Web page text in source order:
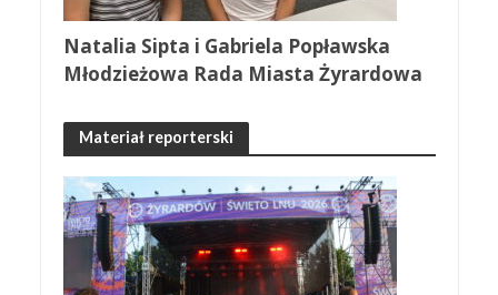
Natalia Sipta i Gabriela Popławska
Młodzieżowa Rada Miasta Żyrardowa
Materiał reporterski